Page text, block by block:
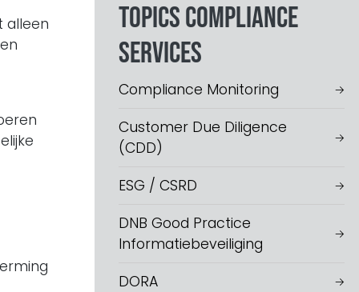
alleen
Topics Compliance
services
Compliance Monitoring
Customer Due Diligence
(CDD)
ESG / CSRD
DNB Good Practice
Informatiebeveiliging
DORA